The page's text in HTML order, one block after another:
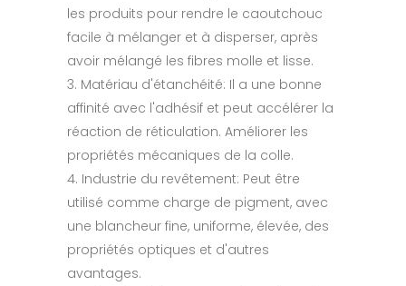
les produits pour rendre le caoutchouc
facile à mélanger et à disperser, après
avoir mélangé les fibres molle et lisse.
3. Matériau d'étanchéité: Il a une bonne
affinité avec l'adhésif et peut accélérer la
réaction de réticulation. Améliorer les
propriétés mécaniques de la colle.
4. Industrie du revêtement: Peut être
utilisé comme charge de pigment, avec
une blancheur fine, uniforme, élevée, des
propriétés optiques et d'autres
avantages.